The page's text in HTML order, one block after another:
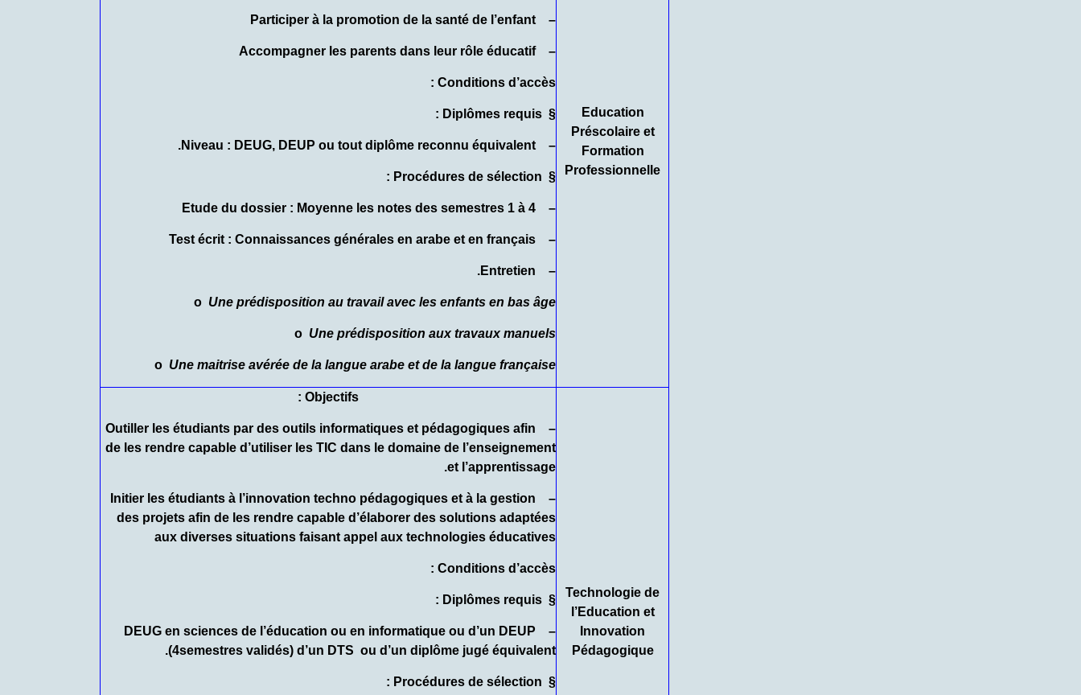
Education
Préscolaire et
Formation
Professionnelle
– Participer à la promotion de la santé de l’enfant
– Accompagner les parents dans leur rôle éducatif
Conditions d’accès :
§
Diplômes requis :
– Niveau : DEUG, DEUP ou tout diplôme reconnu équivalent.
§
Procédures de sélection :
– Etude du dossier : Moyenne les notes des semestres 1 à 4
– Test écrit : Connaissances générales en arabe et en français
– Entretien.
o Une prédisposition au travail avec les enfants en bas âge
o Une prédisposition aux travaux manuels
o Une maitrise avérée de la langue arabe et de la langue française
Technologie de
l’Education et
Innovation
Pédagogique
Objectifs :
– Outiller les étudiants par des outils informatiques et pédagogiques afin
de les rendre capable d’utiliser les TIC dans le domaine de l’enseignement
et l’apprentissage.
– Initier les étudiants à l’innovation techno pédagogiques et à la gestion
des projets afin de les rendre capable d’élaborer des solutions adaptées
aux diverses situations faisant appel aux technologies éducatives
Conditions d’accès :
§
Diplômes requis :
– DEUG en sciences de l’éducation ou en informatique ou d’un DEUP
(4semestres validés) d’un DTS ou d’un diplôme jugé équivalent.
§
Procédures de sélection :